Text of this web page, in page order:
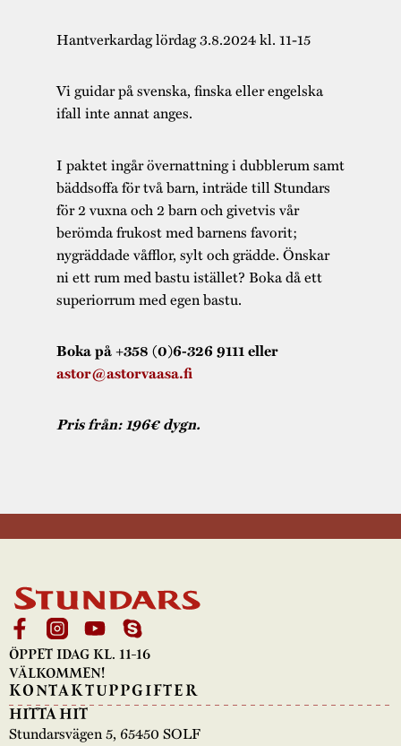
Hantverkardag lördag 3.8.2024 kl. 11-15
Vi guidar på svenska, finska eller engelska
ifall inte annat anges.
I paktet ingår övernattning i dubblerum samt
bäddsoffa för två barn, inträde till Stundars
för 2 vuxna och 2 barn och givetvis vår
berömda frukost med barnens favorit;
nygräddade våfflor, sylt och grädde. Önskar
ni ett rum med bastu istället? Boka då ett
superiorrum med egen bastu.
Boka på +358 (0)6-326 9111 eller
astor@astorvaasa.fi
Pris från: 196€ dygn.
ÖPPET IDAG KL. 11-16
VÄLKOMMEN!
KONTAKTUPPGIFTER
HITTA HIT
Stundarsvägen 5, 65450 SOLF